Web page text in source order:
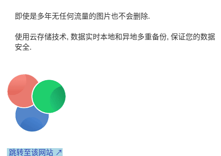
即使是多年无任何流量的图片也不会删除.
使用云存储技术, 数据实时本地和异地多重备份, 保证您的数据
安全.
跳转至该网站 ↗